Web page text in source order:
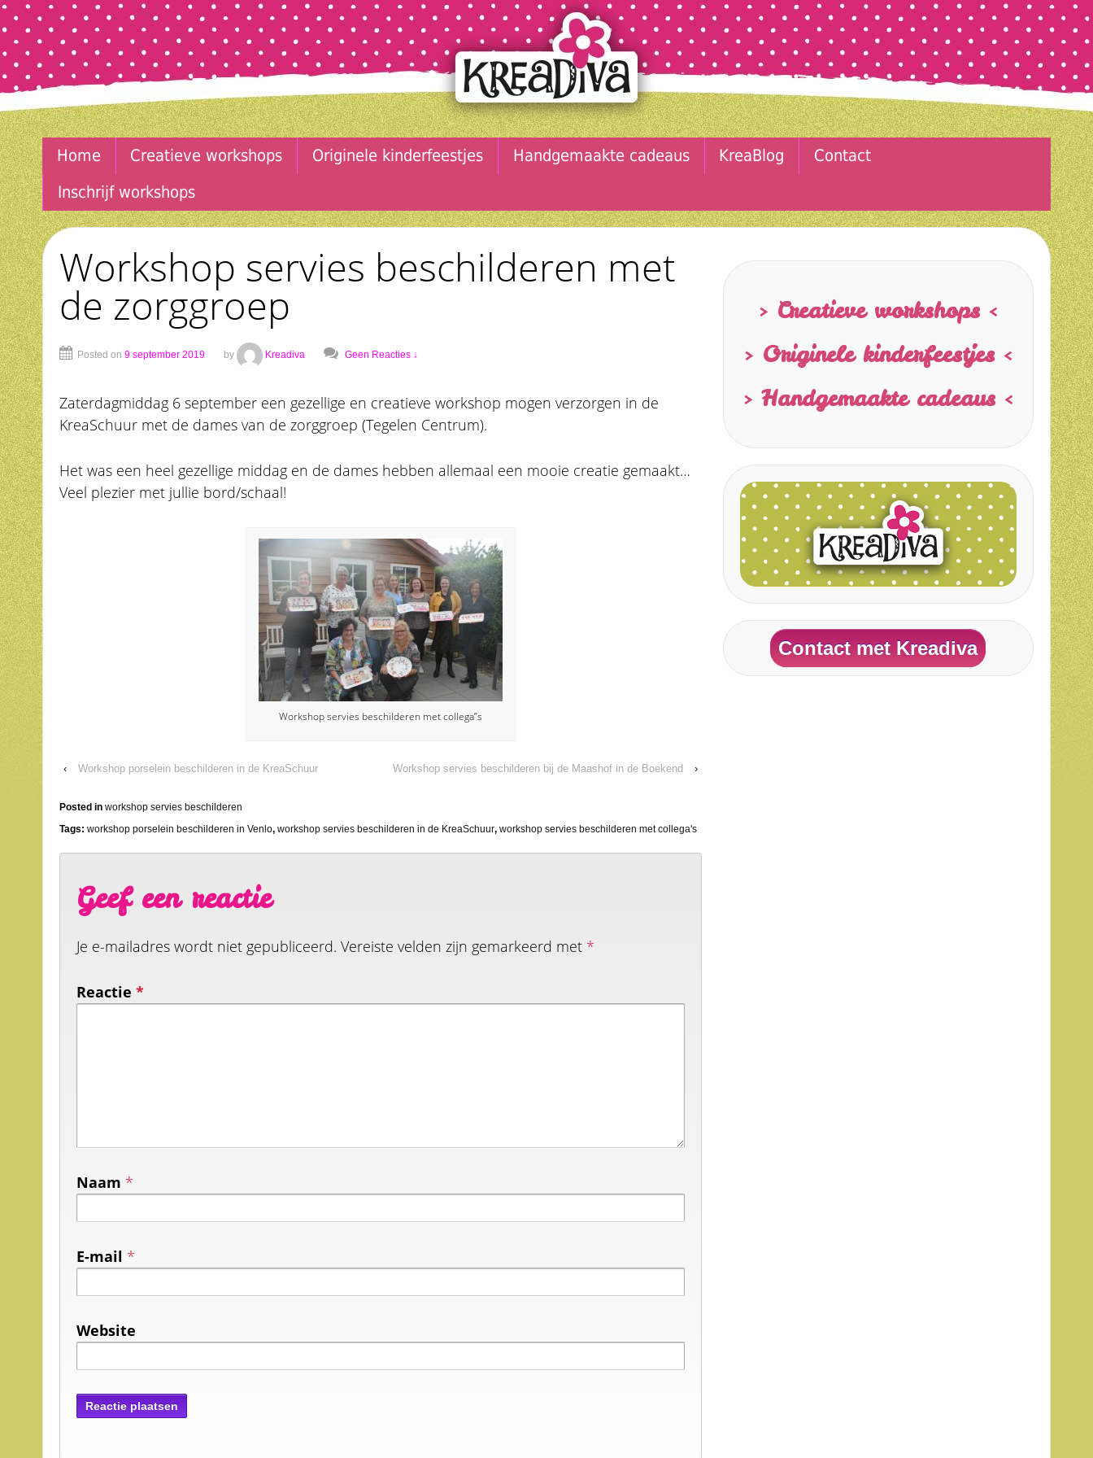
Home Creatieve workshops Originele kinderfeestjes Handgemaakte cadeaus KreaBlog
Contact
Inschrijf workshops
Workshop servies beschilderen met
de zorggroep
Posted on 9 september 2019 by Kreadiva Geen Reacties ↓
Zaterdagmiddag 6 september een gezellige en creatieve workshop mogen verzorgen in de
KreaSchuur met de dames van de zorggroep (Tegelen Centrum).
Het was een heel gezellige middag en de dames hebben allemaal een mooie creatie gemaakt…
Veel plezier met jullie bord/schaal!
Workshop servies beschilderen met collega”s
‹ Workshop porselein beschilderen in de KreaSchuur Workshop servies beschilderen bij de Maashof in de Boekend ›
Posted in workshop servies beschilderen
Tags: workshop porselein beschilderen in Venlo, workshop servies beschilderen in de KreaSchuur, workshop servies beschilderen met collega's
Geef een reactie
Je e-mailadres wordt niet gepubliceerd. Vereiste velden zijn gemarkeerd met *
Reactie *
Naam *
E-mail *
Website
> Creatieve workshops <
> Originele kinderfeestjes <
> Handgemaakte cadeaus <
Contact met Kreadiva